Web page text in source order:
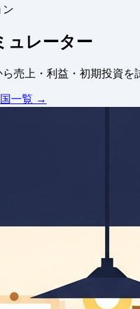
ン
ュレーター
売上・利益・初期投資を
一覧 →